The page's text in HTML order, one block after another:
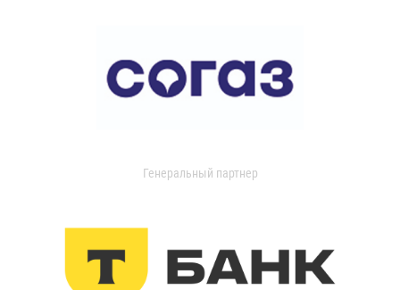
Генеральный партнер